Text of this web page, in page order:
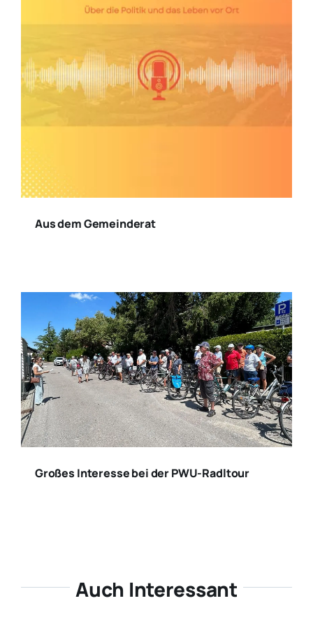
Aus dem Gemeinderat
Großes Interesse bei der PWU-Radltour
Auch Interessant